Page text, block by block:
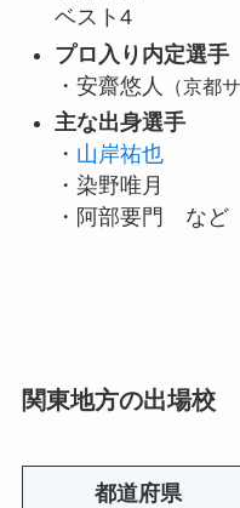
ベスト4
プロ入り内定選手
・安齋悠人
（京都
主な出身選手
・ 山岸祐也
・染野唯月
・阿部要門 など
関東地方の出場校
都道府県